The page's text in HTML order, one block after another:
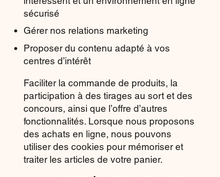
sécurisé
Gérer nos relations marketing
Proposer du contenu adapté à vos
centres d’intérêt
Faciliter la commande de produits, la
participation à des tirages au sort et des
concours, ainsi que l’offre d’autres
fonctionnalités. Lorsque nous proposons
des achats en ligne, nous pouvons
utiliser des cookies pour mémoriser et
traiter les articles de votre panier.